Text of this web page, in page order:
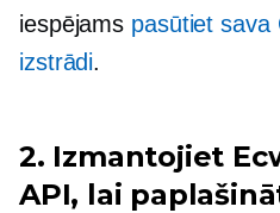
iespējams pasūtiet sava
izstrādi.
2. Izmantojiet
API, lai